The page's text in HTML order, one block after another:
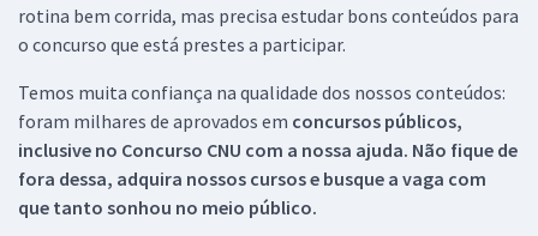
rotina bem corrida, mas precisa estudar bons conteúdos para
o concurso que está prestes a participar.
Temos muita confiança na qualidade dos nossos conteúdos:
foram milhares de aprovados em concursos públicos,
inclusive no Concurso CNU com a nossa ajuda. Não fique de
fora dessa, adquira nossos cursos e busque a vaga com
que tanto sonhou no meio público.